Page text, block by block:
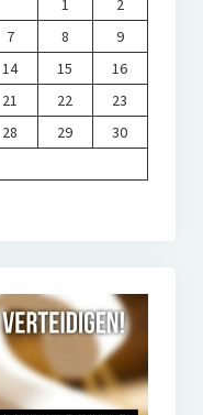
1
2
7 8
9
14 15
16
21 22
23
28 29
30